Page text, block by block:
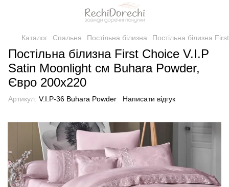
Каталог Спальня Постільна білизна Постільна білизна
Постільна білизна First Choice V.I.P
Satin Moonlight см Buhara Powder,
Євро 200x220
Артикул: V.I.P-36 Buhara Powder Написати відгук